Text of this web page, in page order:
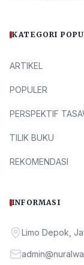
KATEGORI
ARTIKEL
POPULER
PERSPEKTIF
TILIK BUKU
REKOMENDASI
INFORMASI
Limo Depok,